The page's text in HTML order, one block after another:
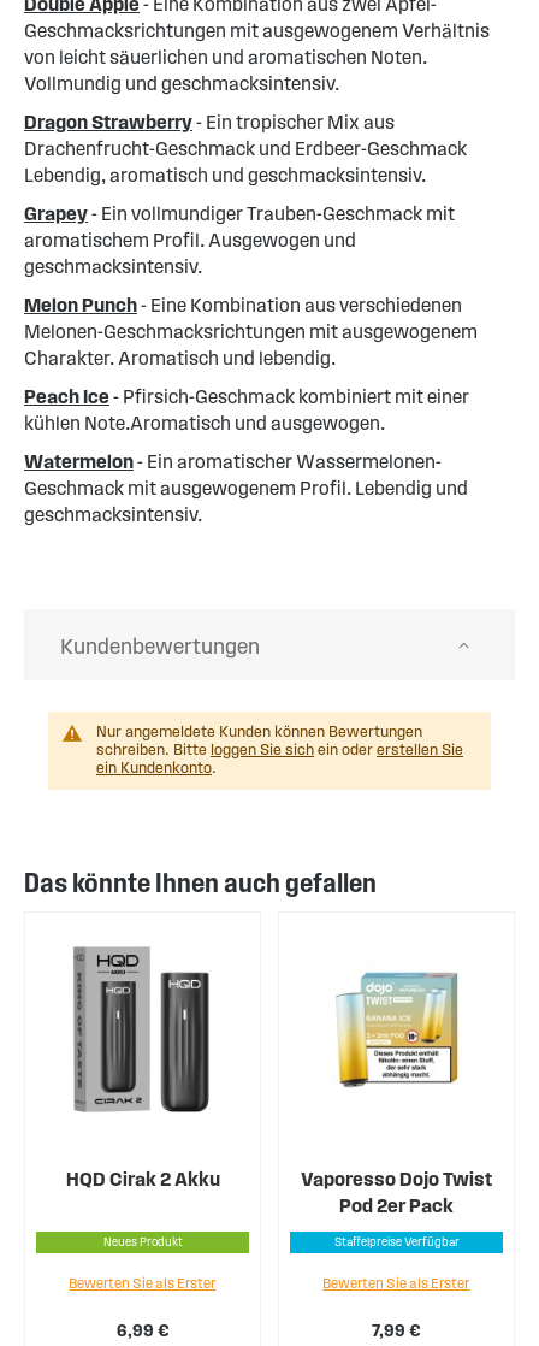
Double Apple- Eine Kombination aus zwei Apfel-
Geschmacksrichtungen mit ausgewogenem Verhältnis
von leicht säuerlichen und aromatischen Noten.
Vollmundig und geschmacksintensiv.
Dragon Strawberry- Ein tropischer Mix aus
Drachenfrucht-Geschmack und Erdbeer-Geschmack
Lebendig, aromatisch und geschmacksintensiv.
Grapey- Ein vollmundiger Trauben-Geschmack mit
aromatischem Profil. Ausgewogen und
geschmacksintensiv.
Melon Punch- Eine Kombination aus verschiedenen
Melonen-Geschmacksrichtungen mit ausgewogenem
Charakter. Aromatisch und lebendig.
Peach Ice- Pfirsich-Geschmack kombiniert mit einer
kühlen Note.Aromatisch und ausgewogen.
Watermelon- Ein aromatischer Wassermelonen-
Geschmack mit ausgewogenem Profil. Lebendig und
geschmacksintensiv.
Kundenbewertungen
Nur angemeldete Kunden können Bewertungen
schreiben. Bitte loggen Sie sich ein oder erstellen Sie
ein Kundenkonto.
Das könnte Ihnen auch gefallen
HQD Cirak 2 Akku
Neues Produkt
6,99 €
Bewerten Sie als Erster
Vaporesso Dojo Twist
Pod 2er Pack
Staffelpreise Verfügbar
7,99 €
Bewerten Sie als Erster